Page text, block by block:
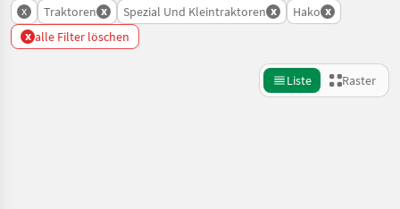
x Traktoren x Spezial Und Kleintraktoren x Hako x
x alle Filter löschen
Liste Raster